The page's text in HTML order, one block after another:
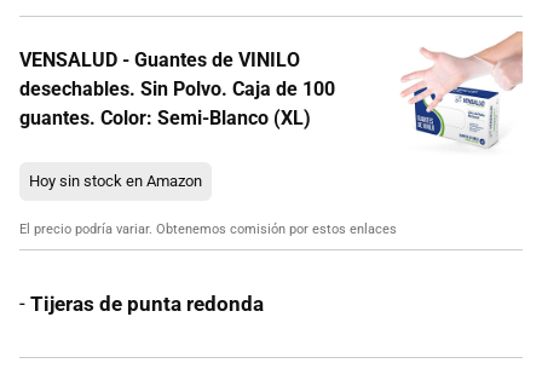
VENSALUD - Guantes de VINILO
desechables. Sin Polvo. Caja de 100
guantes. Color: Semi-Blanco (XL)
Hoy sin stock en Amazon
El precio podría variar. Obtenemos comisión por estos enlaces
- Tijeras de punta redonda